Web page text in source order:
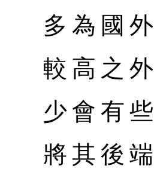
多為國
較高之
少會有
將其後